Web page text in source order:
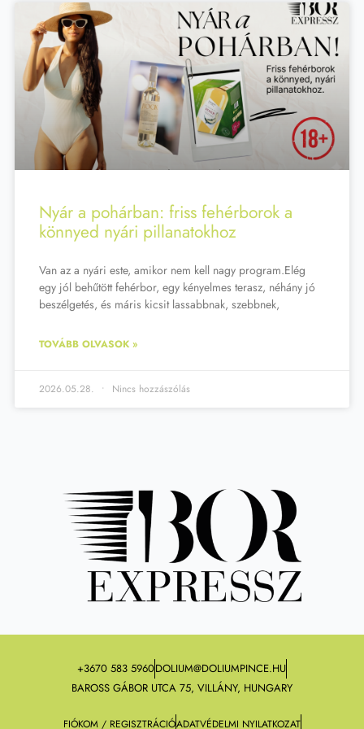
Nyár a pohárban: friss fehérborok a
könnyed nyári pillanatokhoz
Van az a nyári este, amikor nem kell nagy program.Elég
egy jól behűtött fehérbor, egy kényelmes terasz, néhány jó
beszélgetés, és máris kicsit lassabbnak, szebbnek,
TOVÁBB OLVASOK »
2026.05.28. Nincs hozzászólás
+3670 583 5960DOLIUM@DOLIUMPINCE.HU
BAROSS GÁBOR UTCA 75, VILLÁNY, HUNGARY
FIÓKOM / REGISZTRÁCIÓADATVÉDELMI NYILATKOZAT